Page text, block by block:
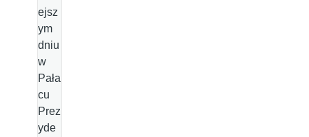
ejsz
ym
dniu
w
Pała
cu
Prez
yde